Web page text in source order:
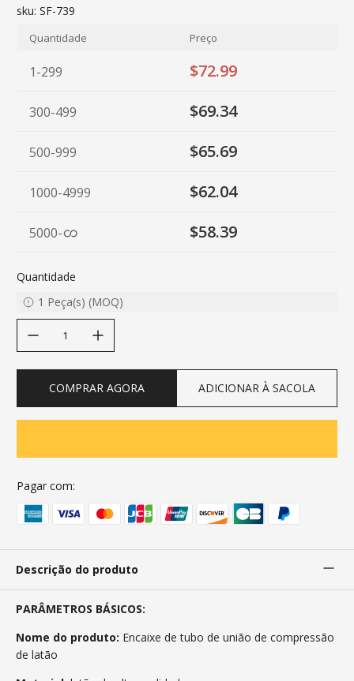
sku: SF-739
Quantidade Preço
1-299 $72.99
300-499 $69.34
500-999 $65.69
1000-4999 $62.04
5000- $58.39
Quantidade
1 Peça(s) (MOQ)
COMPRAR AGORA ADICIONAR À SACOLA
Pagar com:
Descrição do produto
PARÂMETROS BÁSICOS:
Nome do produto: Encaixe de tubo de união de compressão
de latão